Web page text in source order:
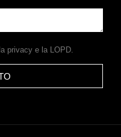
privacy e la LOPD.